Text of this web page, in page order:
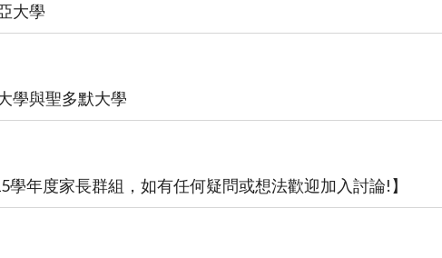
大學
學與聖多默大學
學年度家長群組，如有任何疑問或想法歡迎加入討論!】